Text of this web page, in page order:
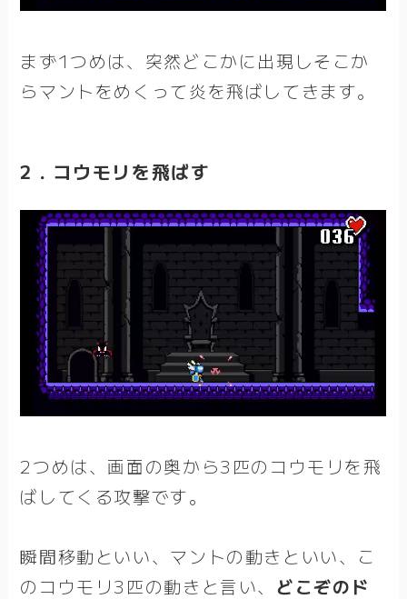
まず1つめは、突然どこかに出現しそこか
らマントをめくって炎を飛ばしてきます。
2．コウモリを飛ばす
2つめは、画面の奥から3匹のコウモリを飛
ばしてくる攻撃です。
瞬間移動といい、マントの動きといい、こ
のコウモリ3匹の動きと言い、 どこぞのド